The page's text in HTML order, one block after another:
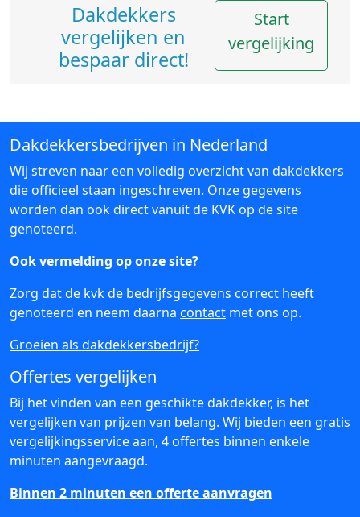
Dakdekkers
vergelijken en
bespaar direct!
Start
vergelijking
Dakdekkersbedrijven in Nederland
Wij streven naar een volledig overzicht van dakdekkers
die officieel staan ingeschreven. Onze gegevens
worden dan ook direct vanuit de KVK op de site
genoteerd.
Ook vermelding op onze site?
Zorg dat de kvk de bedrijfsgegevens correct heeft
genoteerd en neem daarna contact met ons op.
Groeien als dakdekkersbedrijf?
Offertes vergelijken
Bij het vinden van een geschikte dakdekker, is het
vergelijken van prijzen van belang. Wij bieden een gratis
vergelijkingsservice aan, 4 offertes binnen enkele
minuten aangevraagd.
Binnen 2 minuten een offerte aanvragen